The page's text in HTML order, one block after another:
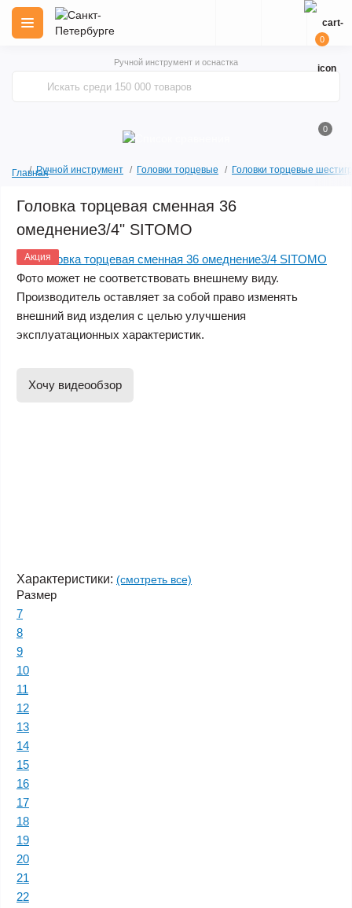
Ручной инструмент и оснастка
0
0
ГлавнаяРучной инструмент Головки торцевые Головки торцевые
Головка торцевая сменная 36
омеднение3/4" SITOMO
Акция
Фото может не соответствовать внешнему виду.
Производитель оставляет за собой право изменять
внешний вид изделия с целью улучшения
эксплуатационных характеристик.
Хочу видеообзор
Характеристики: (смотреть все)
Размер
7
8
9
10
11
12
13
14
15
16
17
18
19
20
21
22